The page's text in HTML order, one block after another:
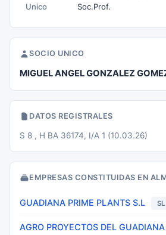
Unico
Soc.Prof.
SOCIO UNICO
MIGUEL ANGEL GONZALEZ
DATOS REGISTRALES
S 8 , H BA 36174, I/A 1 (10.03.26)
EMPRESAS CONSTITUIDAS EN
GUADIANA PRIME PLANTS S.L SL
AGRO PROYECTOS DEL